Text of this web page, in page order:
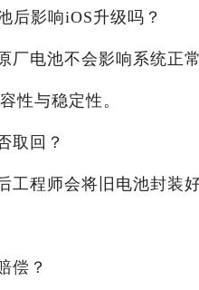
后影响iOS升级吗？
厂电池不会影响系统正
性与稳定性。
取回？
工程师会将旧电池封装
偿？